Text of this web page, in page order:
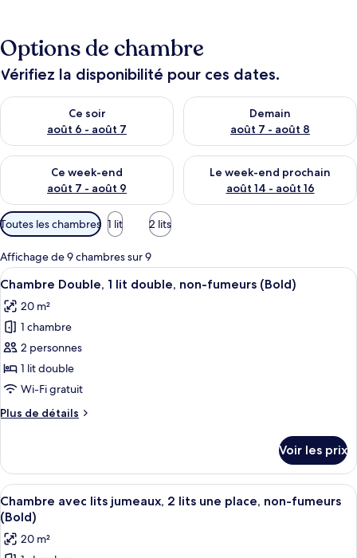
Options de chambre
Vérifiez la disponibilité pour ces dates.
Ce soir
août 6 - août 7
Vérifier la disponibilité pour ce soir août 6 - août 7
Demain
août 7 - août 8
Vérifier la disponibilité pour
Ce week-end
août 7 - août 9
Vérifier la disponibilité pour ce week-end août 7 - août 9
Le week-end prochain
août 14 - août 16
Vérifier la disponibilité pour
Filtres
disponibles
pour
les
chambres
Toutes les chambres 1 lit 2 lits
Affichage de 9 chambres sur 9
Afficher
toutes
les
photos
pour
ce
type
chambre :
lit
double,
non-
fumeurs
Une chambre d’hôtel moderne
7
Chambre Double, 1 lit double, non-fumeurs (Bold)
20 m²
1 chambre
2 personnes
1 lit double
Wi-Fi gratuit
Plus de détails
Plus
le
type
de
chambre
Chambre
Double,
Voir les prix
Afficher
toutes
les
photos
Un lit double avec deux oreillers,
8
Chambre avec lits jumeaux, 2 lits une place, non-fumeurs
(Bold)
20 m²